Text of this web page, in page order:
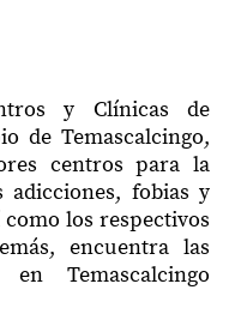
y Clínicas de
de Temascalcingo,
centros para la
adicciones, fobias y
los respectivos
encuentra las
Temascalcingo